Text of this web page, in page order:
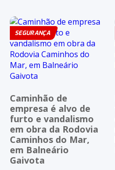
SEGURANÇA
Caminhão de
empresa é alvo de
furto e vandalismo
em obra da Rodovia
Caminhos do Mar,
em Balneário
Gaivota